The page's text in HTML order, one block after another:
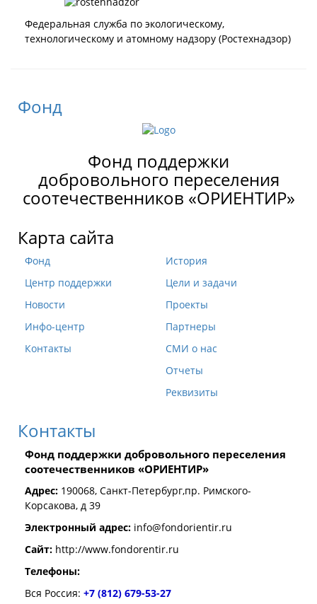
Федеральная служба по экологическому,
технологическому и атомному надзору (Ростехнадзор)
Фонд
Фонд поддержки
добровольного переселения
соотечественников «ОРИЕНТИР»
Карта сайта
Фонд
Центр поддержки
Новости
Инфо-центр
Контакты
История
Цели и задачи
Проекты
Партнеры
СМИ о нас
Отчеты
Реквизиты
Контакты
Фонд поддержки добровольного переселения
соотечественников «ОРИЕНТИР»
Адрес: 190068, Санкт-Петербург,пр. Римского-
Корсакова, д 39
Электронный адрес: info@fondorientir.ru
Cайт: http://www.fondorentir.ru
Телефоны:
Вся Россия: +7 (812) 679-53-27